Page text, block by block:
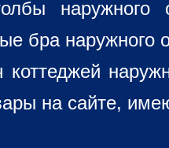
бра наружного
коттеджей
на сайте,